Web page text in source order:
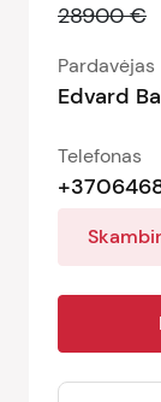
28900 €
Pardavėjas
Edvard
Telefonas